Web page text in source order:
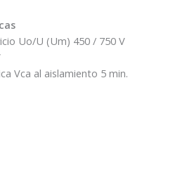
Uo/U (Um) 450 / 750 V
Vca al aislamiento 5 min.